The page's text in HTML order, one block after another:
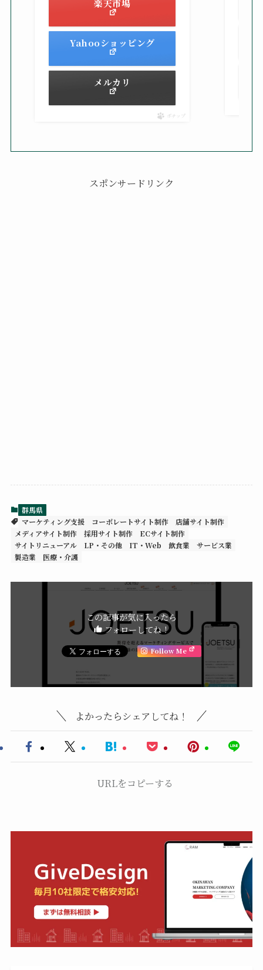
楽天市場
Yahooショッピング
メルカリ
ポチップ
スポンサードリンク
群馬県
マーケティング支援
コーポレートサイト制作
店舗サイト制作
メディアサイト制作
採用サイト制作
ECサイト制作
サイトリニューアル
LP・その他 IT・Web 飲食業
サービス業
製造業
医療・介護
この記事が気に入ったら
フォローしてね！
Follow Me
よかったらシェアしてね！
URLをコピーする